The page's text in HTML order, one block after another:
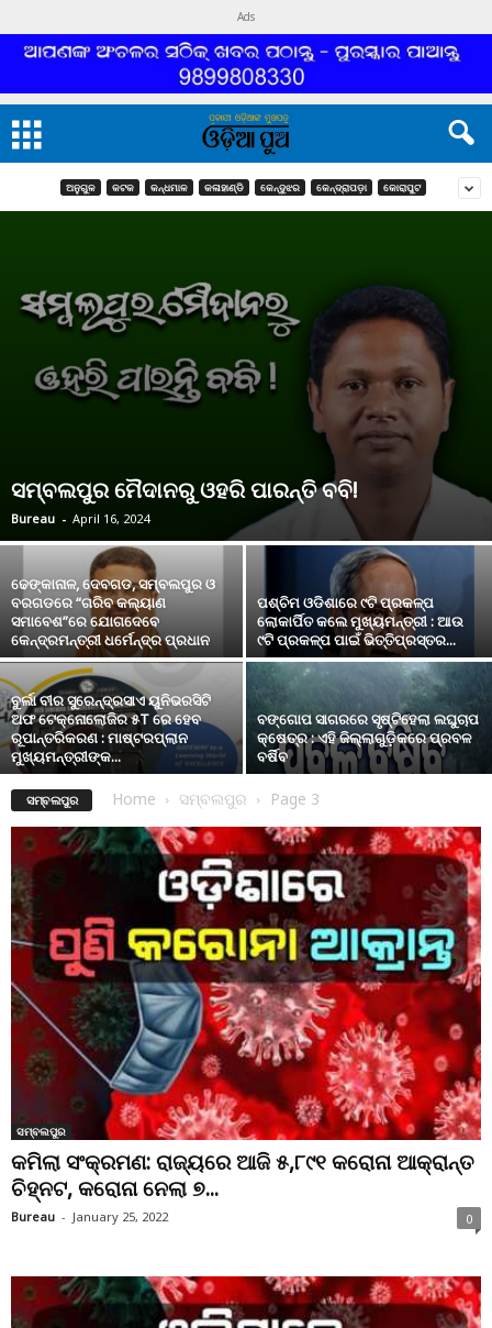
Ads
ଅନୁଗୁଳ କଟକ କନ୍ଧମାଳ କଳାହାଣ୍ଡି କେନ୍ଦୁଝର କେନ୍ଦ୍ରାପଡ଼ା କୋରାପୁଟ
ସମ୍ବଲପୁର ମୈଦାନରୁ ଓହରି ପାରନ୍ତି ବବି!
Bureau - April 16, 2024
ଢେଙ୍କାନାଳ, ଦେବଗଡ, ସମ୍ବଲପୁର ଓ
ବରଗଡରେ “ଗରିବ କଲ୍ୟାଣ
ସମାବେଶ”ରେ ଯୋଗଦେବେ
କେନ୍ଦ୍ରମନ୍ତ୍ରୀ ଧର୍ମେନ୍ଦ୍ର ପ୍ରଧାନ
ପଶ୍ଚିମ ଓଡିଶାରେ ୯ଟି ପ୍ରକଳ୍ପ
ଲୋକାର୍ପିତ କଲେ ମୁଖ୍ୟମନ୍ତ୍ରୀ : ଆଉ
୯ଟି ପ୍ରକଳ୍ପ ପାଇଁ ଭିତ୍ତିପ୍ରସ୍ତର...
ବୁର୍ଲା ବୀର ସୁରେନ୍ଦ୍ରସାଏ ୟୁନିଭରସିଟି
ଅଫ ଟେକ୍‌ନୋଲୋଜିର ୫T ରେ ହେବ
ରୂପାନ୍ତରିକରଣ : ମାଷ୍ଟରପ୍ଲାନ
ମୁଖ୍ୟମନ୍ତ୍ରୀଙ୍କ...
ବଙ୍ଗୋପ ସାଗରରେ ସୃଷ୍ଟିହେଲା ଲଘୁଚାପ
କ୍ଷେତ୍ର : ଏହି ଜିଲ୍ଲାଗୁଡ଼ିକରେ ପ୍ରବଳ
ବର୍ଷିବ
ସମ୍ବଲପୁର Home ସମ୍ବଲପୁର Page 3
ସମ୍ବଲପୁର
କମିଲା ସଂକ୍ରମଣ: ରାଜ୍ୟରେ ଆଜି ୫,୮୯୧ କରୋନା ଆକ୍ରାନ୍ତ
ଚିହ୍ନଟ, କରୋନା ନେଲା ୭...
Bureau - January 25, 2022 0